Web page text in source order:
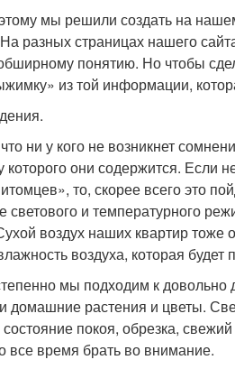
мы решили создать на
разных страницах нашего
понятию. Но чтобы
из той информации,
ни у кого не возникнет
которого они содержится. Если
то, скорее всего это
светового и температурного
воздух наших квартир тоже
воздуха, которая
мы подходим к довольно
домашние растения и цветы.
покоя, обрезка,
все время брать во внимание.